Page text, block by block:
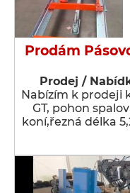
Prodám
Prodej /
Nabízím k prodeji
GT, pohon
koní,řezná délka